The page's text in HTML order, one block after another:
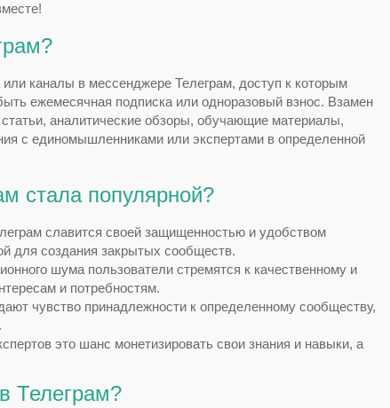
каналы в мессенджере Телеграм, доступ к которым
ежемесячная подписка или одноразовый взнос. Взамен
аналитические обзоры, обучающие материалы,
с единомышленниками или экспертами в определенной
стала популярной?
славится своей защищенностью и удобством
для создания закрытых сообществ.
шума пользователи стремятся к качественному и
и потребностям.
чувство принадлежности к определенному сообществу,
это шанс монетизировать свои знания и навыки, а
Телеграм?